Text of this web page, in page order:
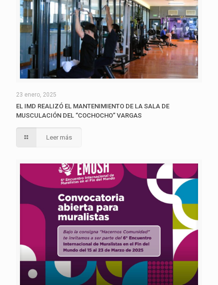
23 enero, 2025
EL IMD REALIZÓ EL MANTENIMIENTO DE LA SALA DE
MUSCULACIÓN DEL “COCHOCHO” VARGAS
Leer más